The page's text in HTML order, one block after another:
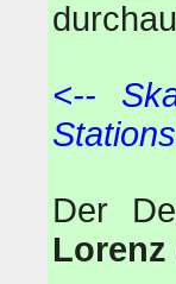
<--
Der
Lorenz